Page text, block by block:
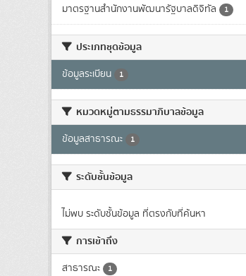
มาตรฐานสำนักงานพัฒนารัฐบาลดิจิทัล 1
ประเภทชุดข้อมูล
ข้อมูลระเบียน 1
หมวดหมู่ตามธรรมาภิบาลข้อมูล
ข้อมูลสาธารณะ 1
ระดับชั้นข้อมูล
ไม่พบ ระดับชั้นข้อมูล ที่ตรงกับที่ค้นหา
การเข้าถึง
สาธารณะ 1